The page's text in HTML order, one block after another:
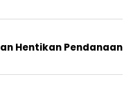
Hentikan Pendanaan